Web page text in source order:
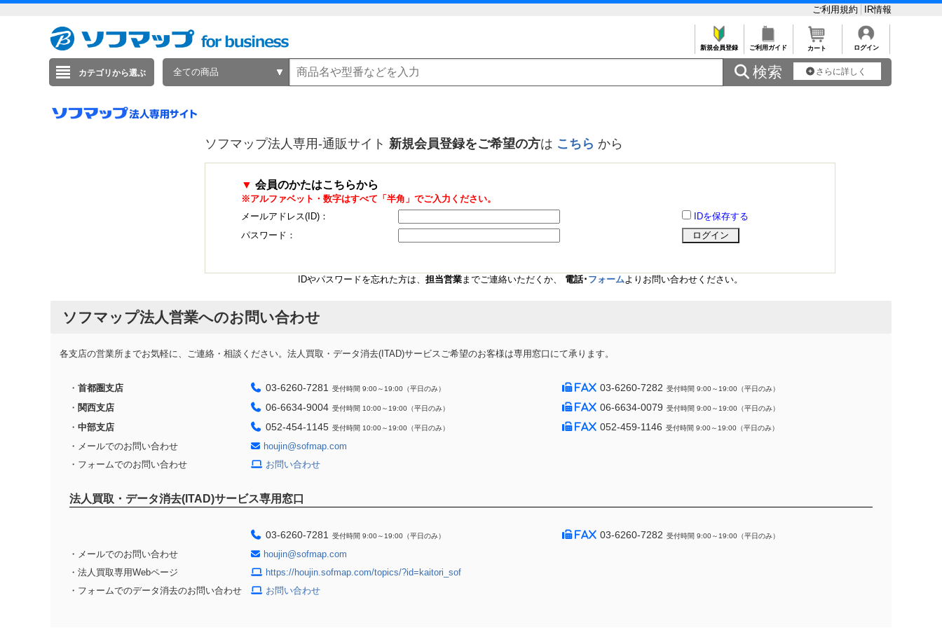
ご利用規約 IR情報
新規会員登録 ご利用ガイド カート ログイン
カテゴリから選ぶ 全ての商品  検索 さらに詳しく
ソフマップ法人専用-通販サイト 新規会員登録をご希望の方は こちら から
▼ 会員のかたはこちらから
※アルファベット・数字はすべて「半角」でご入力ください。
メールアドレス(ID)：
IDを保存する
パスワード：
IDやパスワードを忘れた方は、 担当営業までご連絡いただくか、 電話･ フォームよりお問い合わせください。
ソフマップ法人営業へのお問い合わせ
各支店の営業所までお気軽に、ご連絡・相談ください。法人買取・データ消去(ITAD)サービスご希望のお客様は専用窓口にて承ります。
・ 首都圏支店 03-6260-7281 受付時間 9:00～19:00（平日のみ） 03-6260-7282 受付時間 9:00～19:00（平日のみ）
・ 関西支店 06-6634-9004 受付時間 10:00～19:00（平日のみ） 06-6634-0079 受付時間 9:00～19:00（平日のみ）
・ 中部支店 052-454-1145 受付時間 10:00～19:00（平日のみ） 052-459-1146 受付時間 9:00～19:00（平日のみ）
・メールでのお問い合わせ
houjin@sofmap.com
・フォームでのお問い合わせ
お問い合わせ
法人買取・データ消去(ITAD)サービス専用窓口
03-6260-7281 受付時間 9:00～19:00（平日のみ） 03-6260-7282 受付時間 9:00～19:00（平日のみ）
・メールでのお問い合わせ
houjin@sofmap.com
・法人買取専用Webページ
https://houjin.sofmap.com/topics/?id=kaitori_sof
・フォームでのデータ消去のお問い合わせ
お問い合わせ